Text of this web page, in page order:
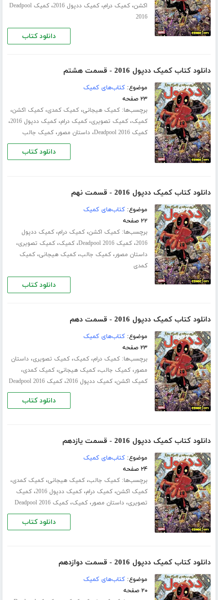
اکشن،کمیک درام،کمیک ددپول 2016 ،
کمیک Deadpool
2016
دانلود کتاب
دانلود کتاب کمیک ددپول 2016 - قسمت هشتم
موضوع:کتاب‌های کمیک
۲۳ صفحه
برچسب‌ها:کمیک هیجانی،کمیک کمدی،کمیک اکشن،
کمیک،کمیک تصویری،کمیک درام،کمیک ددپول 2016 ،
کمیک Deadpool 2016 ،داستان مصور،کمیک جالب
دانلود کتاب
دانلود کتاب کمیک ددپول 2016 - قسمت نهم
موضوع:کتاب‌های کمیک
۲۲ صفحه
برچسب‌ها:کمیک اکشن،کمیک درام،کمیک ددپول
2016،کمیک Deadpool 2016 ،کمیک،کمیک تصویری،
داستان مصور،کمیک جالب،کمیک هیجانی،کمیک
کمدی
دانلود کتاب
دانلود کتاب کمیک ددپول 2016 - قسمت دهم
موضوع:کتاب‌های کمیک
۲۳ صفحه
برچسب‌ها:کمیک درام،کمیک،کمیک تصویری،داستان
مصور،کمیک جالب،کمیک هیجانی،کمیک کمدی،
کمیک اکشن،کمیک ددپول 2016 ،کمیک Deadpool 2016
دانلود کتاب
دانلود کتاب کمیک ددپول 2016 - قسمت یازدهم
موضوع:کتاب‌های کمیک
۲۴ صفحه
برچسب‌ها:کمیک جالب،کمیک هیجانی،کمیک کمدی،
کمیک اکشن،کمیک درام،کمیک ددپول 2016 ،کمیک
تصویری،داستان مصور،کمیک،کمیک Deadpool 2016
دانلود کتاب
دانلود کتاب کمیک ددپول 2016 - قسمت دوازدهم
موضوع:کتاب‌های کمیک
۲۰ صفحه